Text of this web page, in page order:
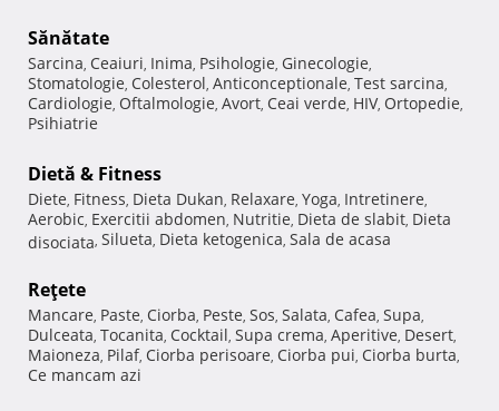
Sănătate
Sarcina, Ceaiuri, Inima, Psihologie, Ginecologie,
Stomatologie, Colesterol, Anticonceptionale, Test sarcina,
Cardiologie, Oftalmologie, Avort, Ceai verde, HIV, Ortopedie,
Psihiatrie
Dietă & Fitness
Diete, Fitness, Dieta Dukan, Relaxare, Yoga, Intretinere,
Aerobic, Exercitii abdomen, Nutritie, Dieta de slabit, Dieta
disociata, Silueta, Dieta ketogenica, Sala de acasa
Reţete
Mancare, Paste, Ciorba, Peste, Sos, Salata, Cafea, Supa,
Dulceata, Tocanita, Cocktail, Supa crema, Aperitive, Desert,
Maioneza, Pilaf, Ciorba perisoare, Ciorba pui, Ciorba burta,
Ce mancam azi